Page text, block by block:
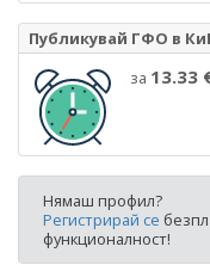
Публикувай ГФО в
за 13.33
Нямаш профил?
Регистрирай се
функционалност!